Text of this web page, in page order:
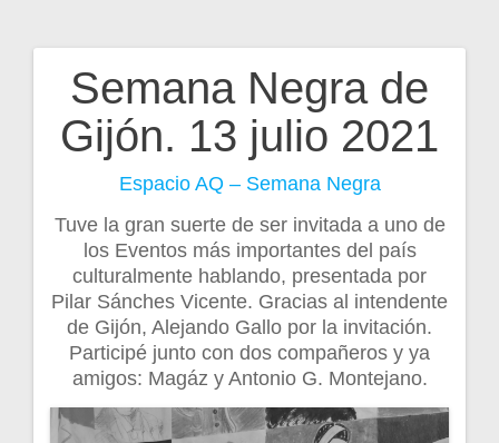
Semana Negra de
Gijón. 13 julio 2021
Espacio AQ – Semana Negra
Tuve la gran suerte de ser invitada a uno de
los Eventos más importantes del país
culturalmente hablando, presentada por
Pilar Sánches Vicente. Gracias al intendente
de Gijón, Alejando Gallo por la invitación.
Participé junto con dos compañeros y ya
amigos: Magáz y Antonio G. Montejano.
Navegación
de
entradas